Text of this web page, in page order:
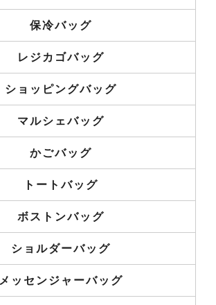
保冷バッグ
レジカゴバッグ
ショッピングバッグ
マルシェバッグ
かごバッグ
トートバッグ
ボストンバッグ
ショルダーバッグ
メッセンジャーバッグ